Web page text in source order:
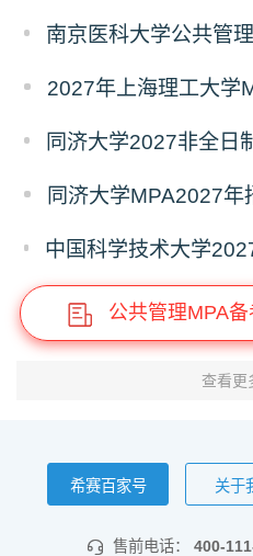
同济大学MPA2027年
公共管理MPA
查看更
希赛百家号 关于
售前电话： 400-